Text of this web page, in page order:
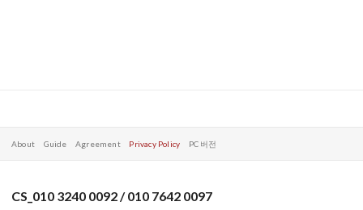
About Guide Agreement Privacy Policy PC 버전
CS_010 3240 0092 / 010 7642 0097